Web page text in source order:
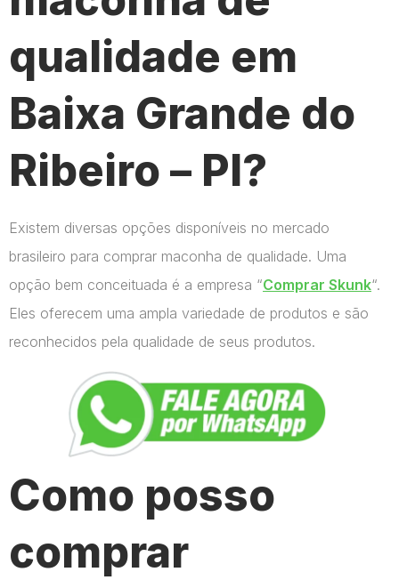
qualidade em
Baixa Grande do
Ribeiro – PI?
Existem diversas opções disponíveis no mercado
brasileiro para comprar maconha de qualidade. Uma
opção bem conceituada é a empresa “Comprar Skunk“.
Eles oferecem uma ampla variedade de produtos e são
reconhecidos pela qualidade de seus produtos.
Como posso
comprar